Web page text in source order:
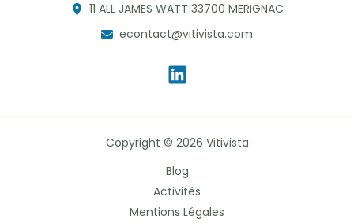
11 ALL JAMES WATT 33700 MERIGNAC
econtact@vitivista.com
Copyright © 2026 Vitivista
Blog
Activités
Mentions Légales